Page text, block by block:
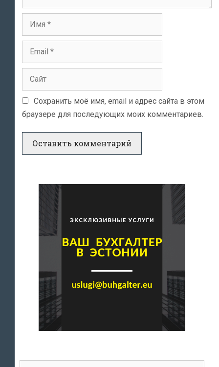
Сохранить моё имя, email и адрес сайта в этом
браузере для последующих моих комментариев.